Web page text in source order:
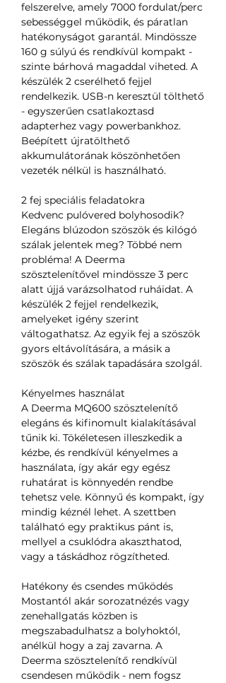
felszerelve, amely 7000 fordulat/perc
sebességgel működik, és páratlan
hatékonyságot garantál. Mindössze
160 g súlyú és rendkívül kompakt -
szinte bárhová magaddal viheted. A
készülék 2 cserélhető fejjel
rendelkezik. USB-n keresztül tölthető
- egyszerűen csatlakoztasd
adapterhez vagy powerbankhoz.
Beépített újratölthető
akkumulátorának köszönhetően
vezeték nélkül is használható.
2 fej speciális feladatokra
Kedvenc pulóvered bolyhosodik?
Elegáns blúzodon szöszök és kilógó
szálak jelentek meg? Többé nem
probléma! A Deerma
szösztelenítővel mindössze 3 perc
alatt újjá varázsolhatod ruháidat. A
készülék 2 fejjel rendelkezik,
amelyeket igény szerint
váltogathatsz. Az egyik fej a szöszök
gyors eltávolítására, a másik a
szöszök és szálak tapadására szolgál.
Kényelmes használat
A Deerma MQ600 szösztelenítő
elegáns és kifinomult kialakításával
tűnik ki. Tökéletesen illeszkedik a
kézbe, és rendkívül kényelmes a
használata, így akár egy egész
ruhatárat is könnyedén rendbe
tehetsz vele. Könnyű és kompakt, így
mindig kéznél lehet. A szettben
található egy praktikus pánt is,
mellyel a csuklódra akaszthatod,
vagy a táskádhoz rögzítheted.
Hatékony és csendes működés
Mostantól akár sorozatnézés vagy
zenehallgatás közben is
megszabadulhatsz a bolyhoktól,
anélkül hogy a zaj zavarna. A
Deerma szösztelenítő rendkívül
csendesen működik - nem fogsz